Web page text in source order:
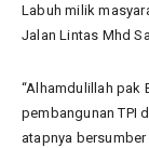
Labuh milik
Jalan Lintas Mhd
“Alhamdulillah pak
pembangunan TPI
atapnya